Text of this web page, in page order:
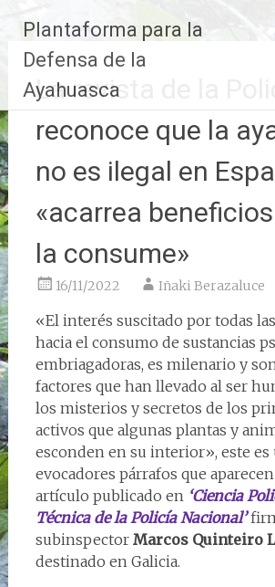
contenido
Plantaforma para la
Defensa de la
Ayahuasca
La revista de la
reconoce que la
no es ilegal en
«acarrea
la consume»
16/11/2022 Iñaki Berazaluce
«El interés suscitado por todas
hacia el consumo de sustancias
embriagadoras, es milenario y
factores que han llevado al ser
los misterios y secretos de los
activos que algunas plantas y
esconden en su interior», este es
evocadores párrafos que
artículo publicado en ‘Ciencia
Técnica de la Policía Nacional’
subinspector Marcos Quinteiro
destinado en Galicia.